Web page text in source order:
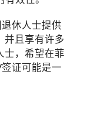
休人士提供
并且享有许多
士，希望在菲
证可能是一